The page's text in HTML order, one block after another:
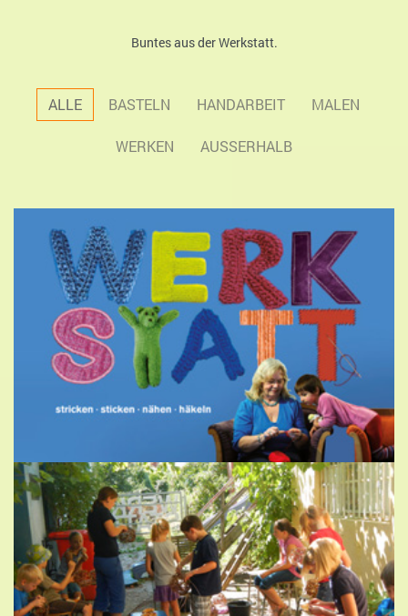
Buntes aus der Werkstatt.
ALLE BASTELN HANDARBEIT MALEN
WERKEN AUSSERHALB